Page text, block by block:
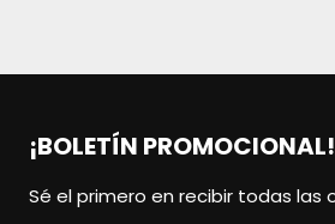
¡BOLETÍN PROMOCIONAL!
Sé el primero en recibir todas las